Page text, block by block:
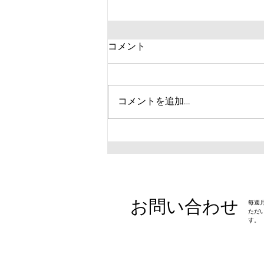
【競技者必見！】試合前の調
整練習について
コメント
コメントを追加…
お問い合わせ
毎週
ただ
す。